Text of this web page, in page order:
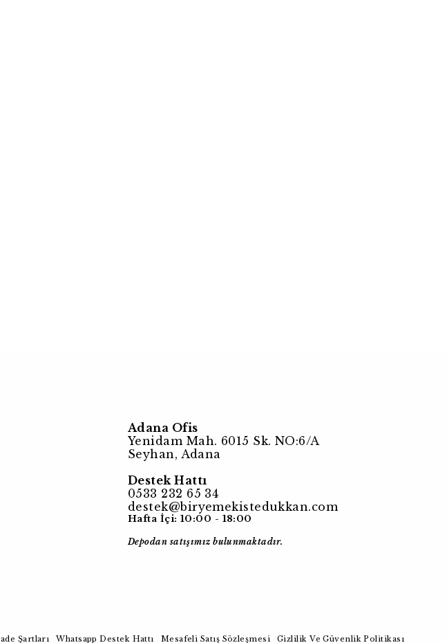
Adana Ofis
Yenidam Mah. 6015 Sk. NO:6/A
Seyhan, Adana
Destek Hattı
0533 232 65 34
destek@biryemekistedukkan.com
Hafta İçi: 10:00 - 18:00
Depodan satışımız bulunmaktadır.
Şartları Whatsapp Destek Hattı Mesafeli Satış Sözleşmesi Gizlilik Ve Güvenlik Politikası